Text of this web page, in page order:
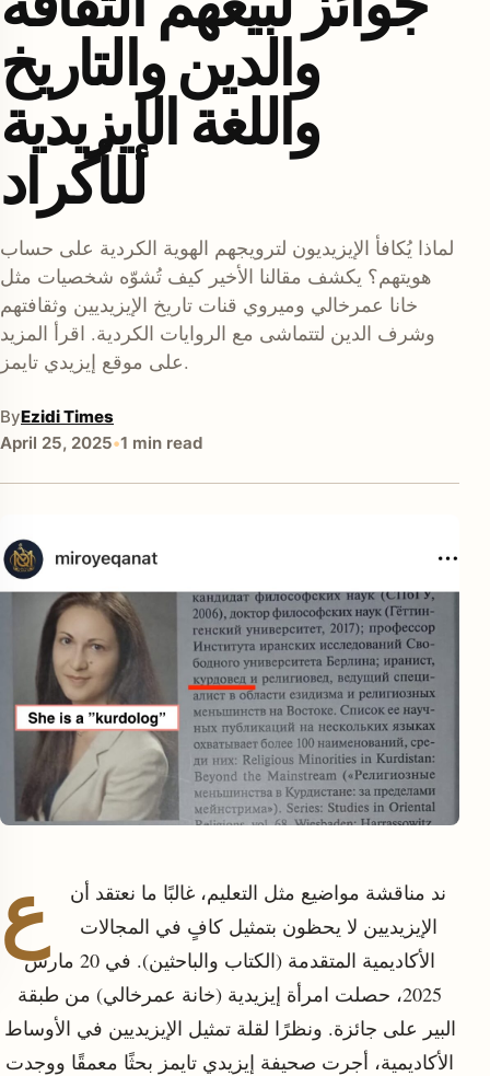
والدين والتاريخ
واللغة الإيزيدية
للأكراد
لماذا يُكافأ الإيزيديون لترويجهم الهوية الكردية على حساب
هويتهم؟ يكشف مقالنا الأخير كيف تُشوّه شخصيات مثل
خانا عمرخالي وميروي قنات تاريخ الإيزيديين وثقافتهم
وشرف الدين لتتماشى مع الروايات الكردية. اقرأ المزيد
على موقع إيزيدي تايمز.
ByEzidi Times
April 25, 2025•1 min read
ع
ند مناقشة مواضيع مثل التعليم، غالبًا ما نعتقد أن
الإيزيديين لا يحظون بتمثيل كافٍ في المجالات
الأكاديمية المتقدمة (الكتاب والباحثين). في 20 مارس
2025، حصلت امرأة إيزيدية (خانة عمرخالي) من طبقة
البير على جائزة. ونظرًا لقلة تمثيل الإيزيديين في الأوساط
الأكاديمية، أجرت صحيفة إيزيدي تايمز بحثًا معمقًا ووجدت